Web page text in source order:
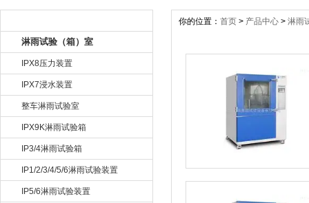
淋雨试验（箱）室
IPX8压力装置
IPX7浸水装置
整车淋雨试验室
IPX9K淋雨试验箱
IP3/4淋雨试验箱
IP1/2/3/4/5/6淋雨试验装置
IP5/6淋雨试验装置
你的位置： 首页 > 产品中心 > 淋雨